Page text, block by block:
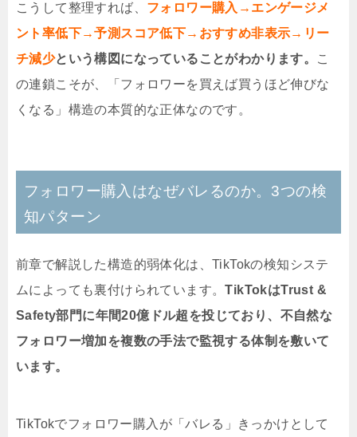
こうして整理すれば、 フォロワー購入→エンゲージメ
ント率低下→予測スコア低下→おすすめ非表示→リー
チ減少という構図になっていることがわかります。
こ
の連鎖こそが、「フォロワーを買えば買うほど伸びな
くなる」構造の本質的な正体なのです。
フォロワー購入はなぜバレるのか。3つの検
知パターン
前章で解説した構造的弱体化は、TikTokの検知システ
ムによっても裏付けられています。TikTokはTrust &
Safety部門に年間20億ドル超を投じており、不自然な
フォロワー増加を複数の手法で監視する体制を敷いて
います。
TikTokでフォロワー購入が「バレる」きっかけとして